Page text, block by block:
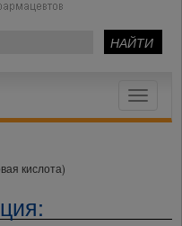
Toggle
кислота)